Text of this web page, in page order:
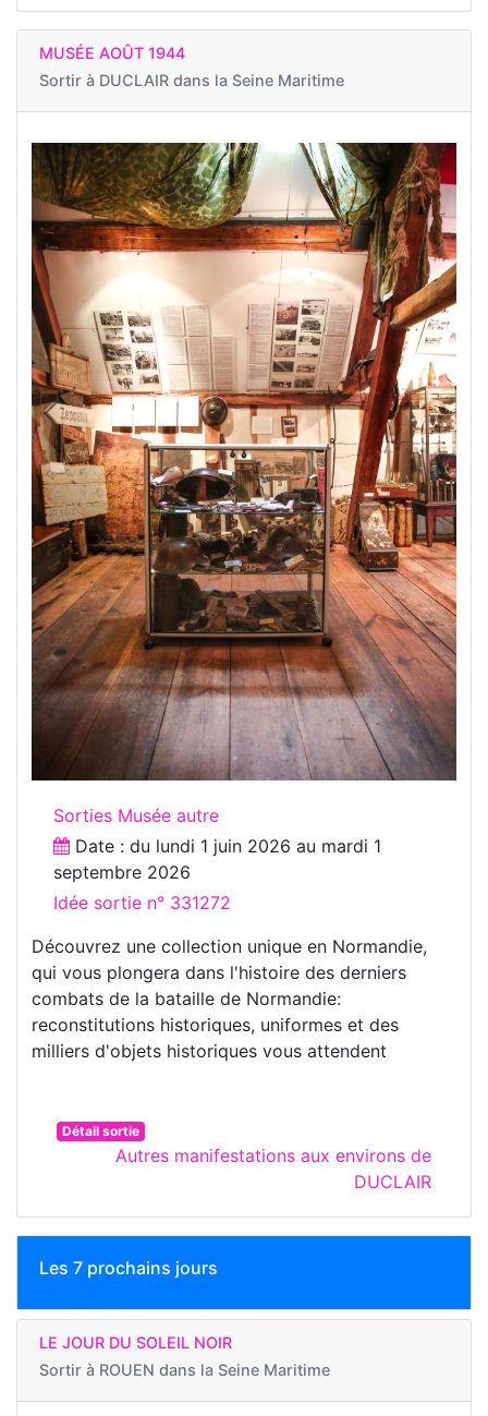
MUSÉE AOÛT 1944
Sortir à DUCLAIR dans la Seine Maritime
Sorties Musée autre
Date : du lundi 1 juin 2026 au mardi 1
septembre 2026
Idée sortie n° 331272
Découvrez une collection unique en Normandie,
qui vous plongera dans l'histoire des derniers
combats de la bataille de Normandie:
reconstitutions historiques, uniformes et des
milliers d'objets historiques vous attendent
Détail sortie
Autres manifestations aux environs de
DUCLAIR
Les 7 prochains jours
LE JOUR DU SOLEIL NOIR
Sortir à ROUEN dans la Seine Maritime